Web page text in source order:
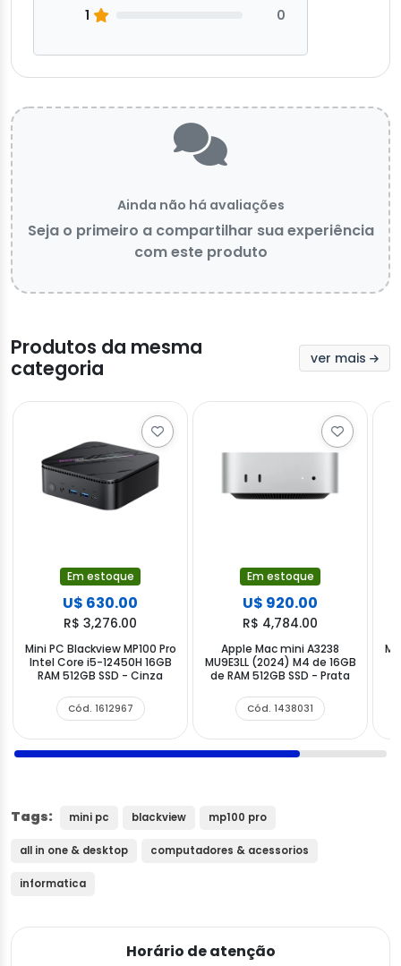
1
0
Ainda não há avaliações
Seja o primeiro a compartilhar sua experiência
com este produto
Produtos da mesma
categoria
ver mais
Em estoque
U$ 630.00
R$ 3,276.00
Mini PC Blackview MP100 Pro
Intel Core i5-12450H 16GB
RAM 512GB SSD - Cinza
Cód. 1612967
Em estoque
U$ 920.00
R$ 4,784.00
Apple Mac mini A3238
MU9E3LL (2024) M4 de 16GB
de RAM 512GB SSD - Prata
Cód. 1438031
Tags: mini pc blackview mp100 pro
all in one & desktop computadores & acessorios
informatica
Horário de atenção